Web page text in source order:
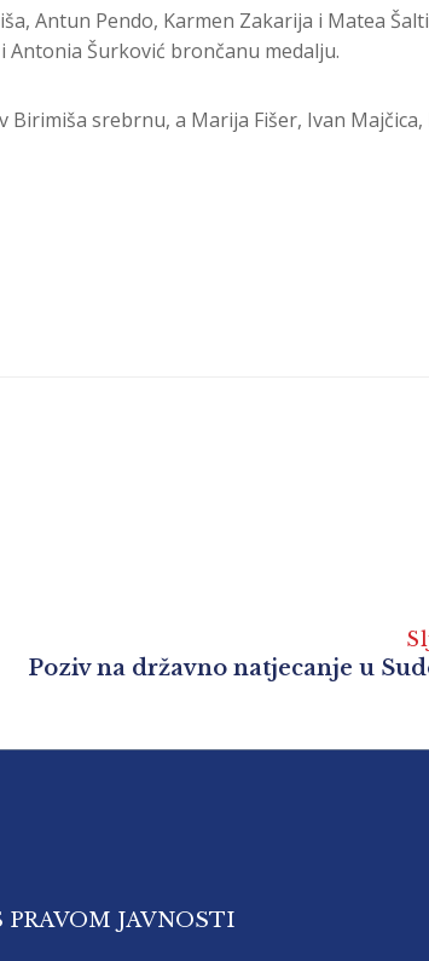
Antun Pendo, Karmen Zakarija i Matea
Antonia Šurković brončanu medalju.
srebrnu, a Marija Fišer, Ivan Majčica,
Poziv na državno natjecanje u
JAVNOSTI